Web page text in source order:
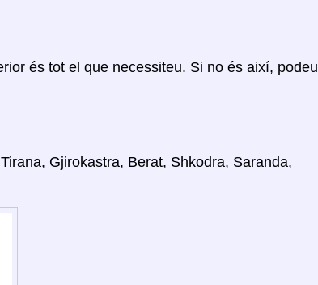
és tot el que necessiteu. Si no és així, podeu
Gjirokastra, Berat, Shkodra, Saranda,